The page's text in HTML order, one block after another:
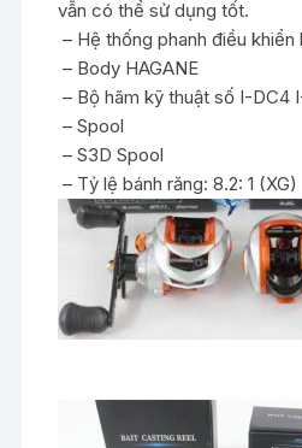
vẫn có thể sử dụng tốt.
– Hệ thống phanh điều
– Body HAGANE
– Bộ hãm kỹ thuật số I-DC4
– Spool
– S3D Spool
– Tỷ lệ bánh răng: 8.2: 1 (XG)